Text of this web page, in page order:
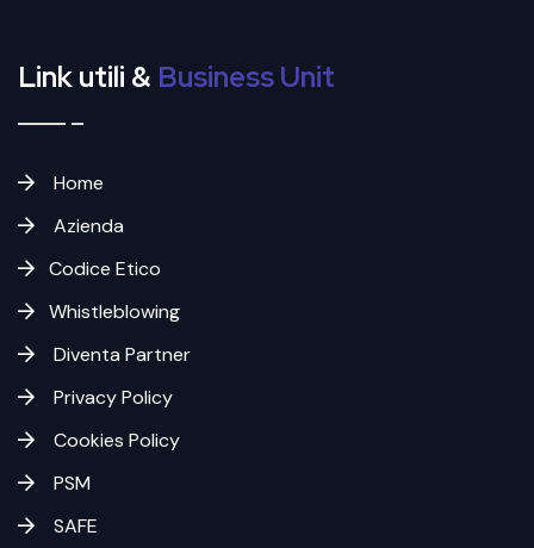
Link utili & Business Unit
Home
Azienda
Codice Etico
Whistleblowing
Diventa Partner
Privacy Policy
Cookies Policy
PSM
SAFE